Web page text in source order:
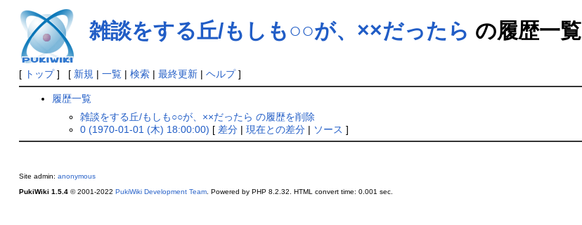
雑談をする丘/もしも○○が、××だったら の履歴一覧
[ トップ] [ 新規 | 一覧| 検索| 最終更新| ヘルプ]
履歴一覧
雑談をする丘/もしも○○が、××だったら の履歴を削除
0 (1970-01-01 (木) 18:00:00) [ 差分 |現在との差分 | ソース ]
Site admin: anonymous
PukiWiki 1.5.4© 2001-2022 PukiWiki Development Team. Powered by PHP 8.2.32. HTML convert time: 0.001 sec.